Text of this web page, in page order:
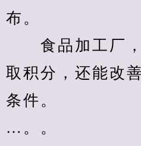
布。
食品加工厂，
取积分，还能改
条件。
…。。